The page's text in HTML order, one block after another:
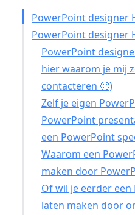
PowerPoint designer
PowerPoint designer
PowerPoint
hier waarom je mij
contacteren 🙂)
Zelf je eigen
PowerPoint
een PowerPoint
Waarom een
maken door
Of wil je eerder
laten maken door